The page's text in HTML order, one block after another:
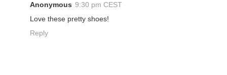
Anonymous 9:30 pm CEST
Love these pretty shoes!
Reply